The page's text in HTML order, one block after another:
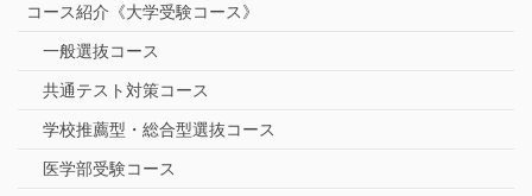
コース紹介《大学受験コース》
一般選抜コース
共通テスト対策コース
学校推薦型・総合型選抜コース
医学部受験コース